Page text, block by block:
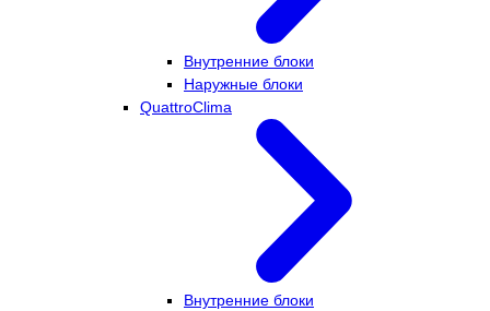
Внутренние блоки
Наружные блоки
QuattroClima
Внутренние блоки